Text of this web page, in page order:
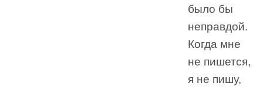
было бы
неправдой.
Когда мне
не пишется,
я не пишу,